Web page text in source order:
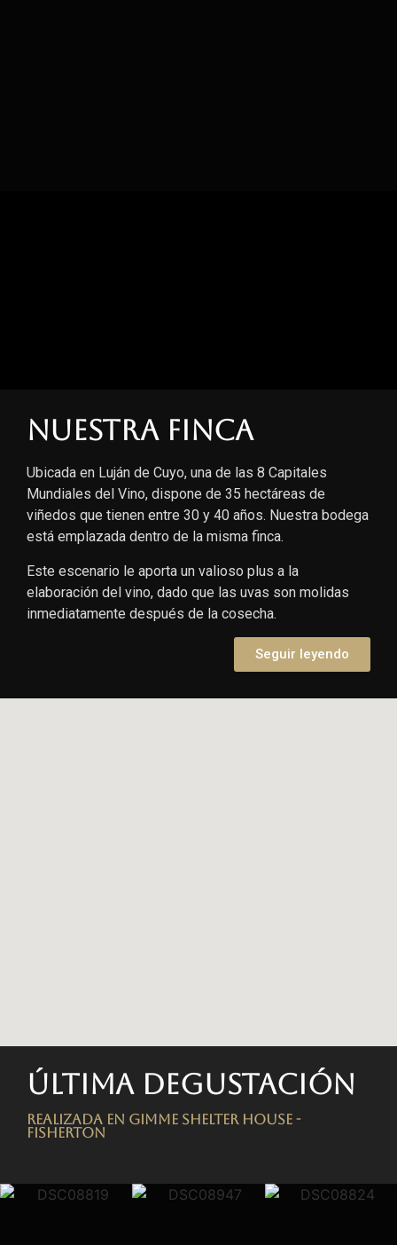
Nuestra finca
Ubicada en Luján de Cuyo, una de las 8 Capitales
Mundiales del Vino, dispone de 35 hectáreas de
viñedos que tienen entre 30 y 40 años. Nuestra bodega
está emplazada dentro de la misma finca.
Este escenario le aporta un valioso plus a la
elaboración del vino, dado que las uvas son molidas
inmediatamente después de la cosecha.
Seguir leyendo
Última degustación
Realizada en Gimme Shelter House -
FISHERTON